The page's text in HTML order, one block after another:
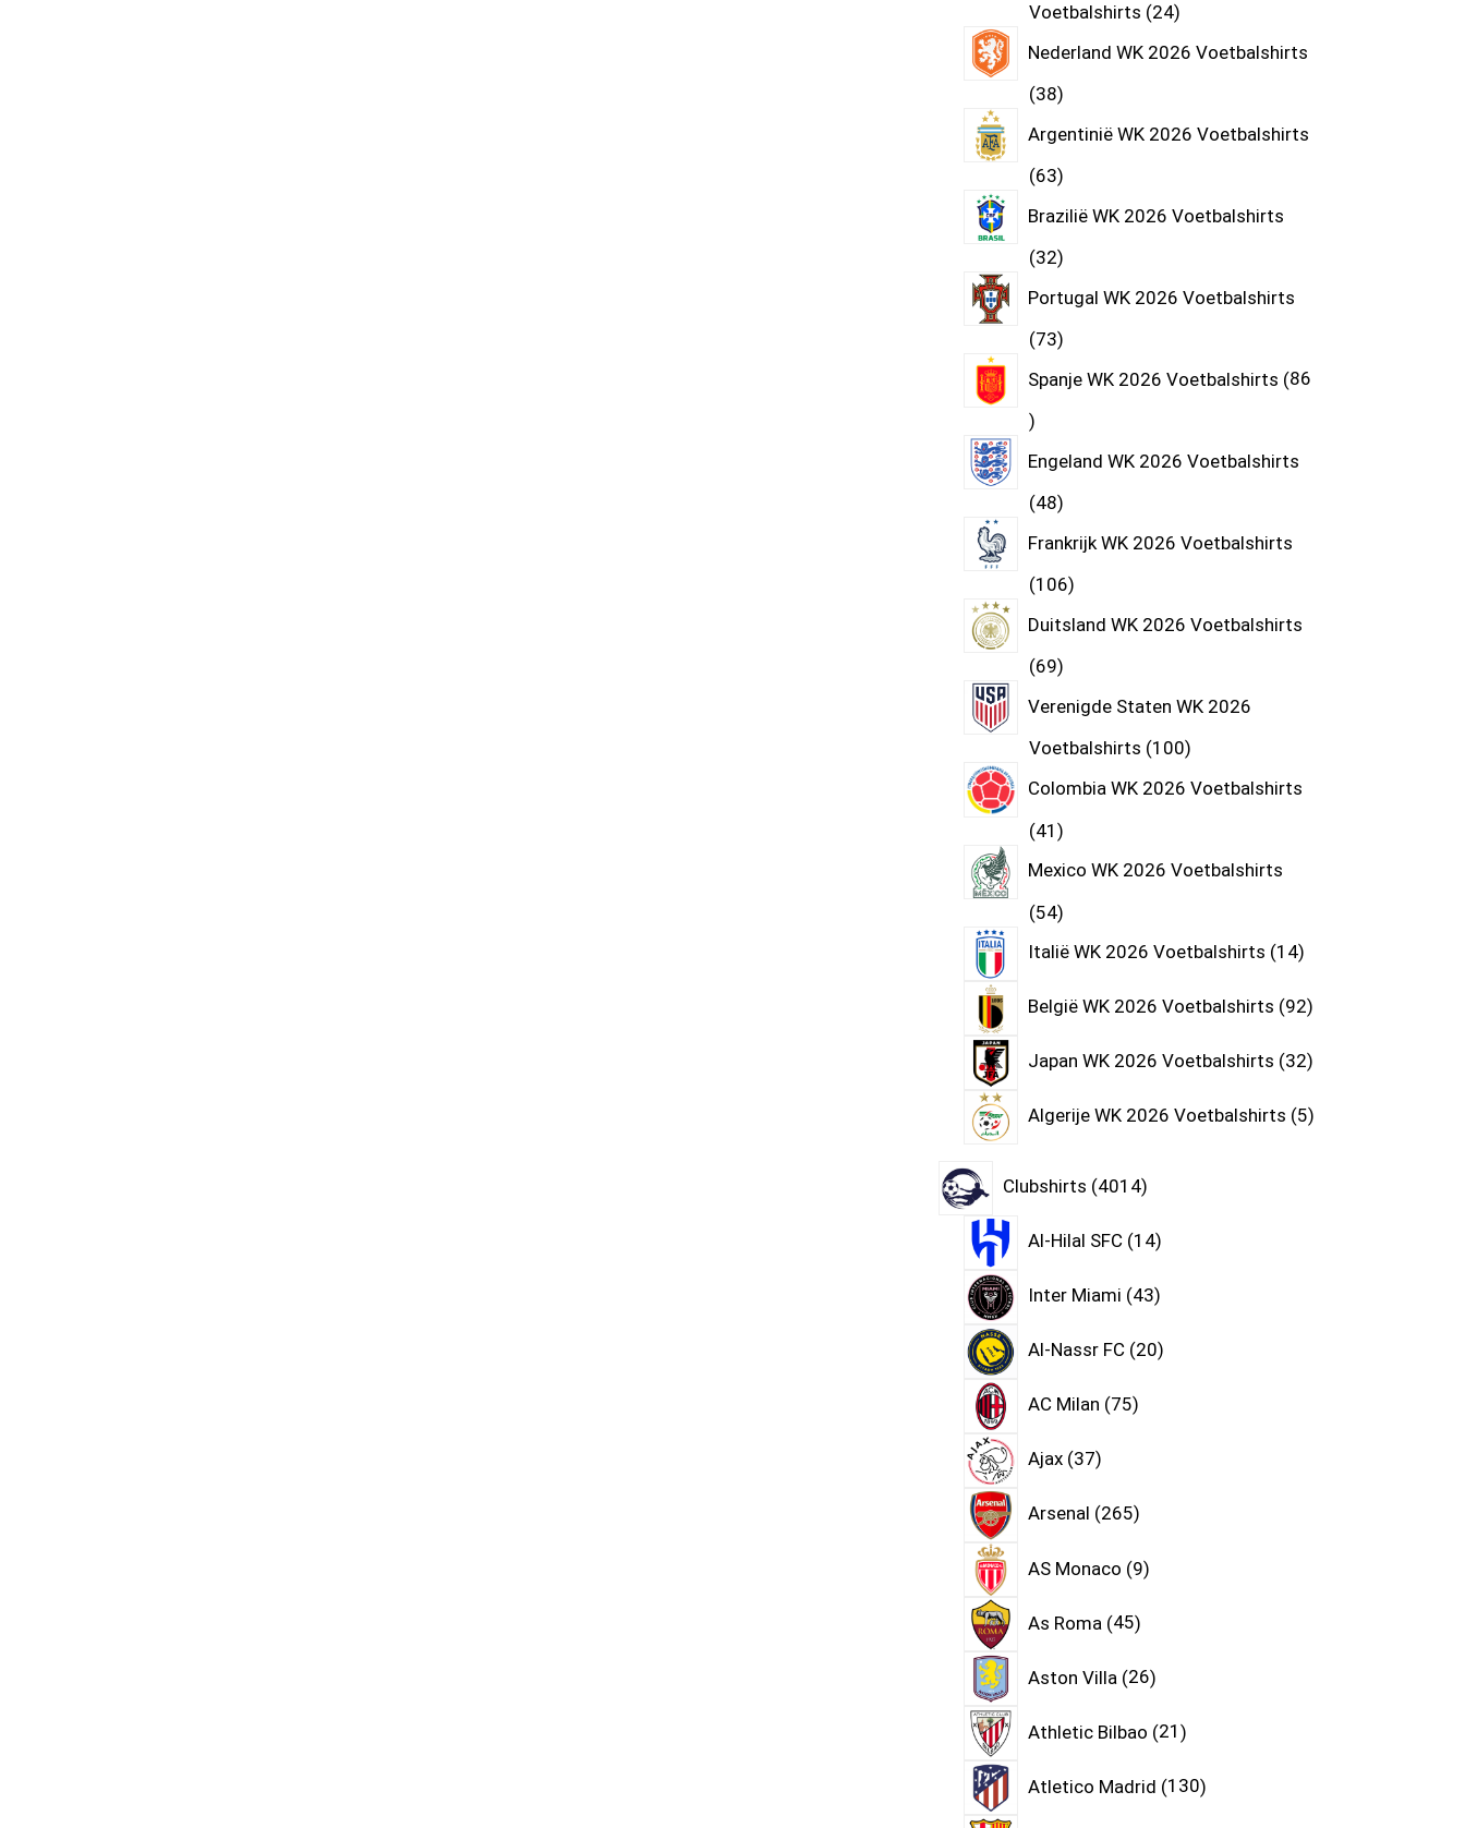
Voetbalshirts 24
Nederland WK 2026 Voetbalshirts
38
Argentinië WK 2026 Voetbalshirts
63
Brazilië WK 2026 Voetbalshirts
32
Portugal WK 2026 Voetbalshirts
73
Spanje WK 2026 Voetbalshirts 86
Engeland WK 2026 Voetbalshirts
48
Frankrijk WK 2026 Voetbalshirts
106
Duitsland WK 2026 Voetbalshirts
69
Verenigde Staten WK 2026
Voetbalshirts 100
Colombia WK 2026 Voetbalshirts
41
Mexico WK 2026 Voetbalshirts
54
Italië WK 2026 Voetbalshirts 14
België WK 2026 Voetbalshirts 92
Japan WK 2026 Voetbalshirts 32
Algerije WK 2026 Voetbalshirts 5
Clubshirts 4014
Al-Hilal SFC 14
Inter Miami 43
Al-Nassr FC 20
AC Milan 75
Ajax 37
Arsenal 265
AS Monaco 9
As Roma 45
Aston Villa 26
Athletic Bilbao 21
Atletico Madrid 130